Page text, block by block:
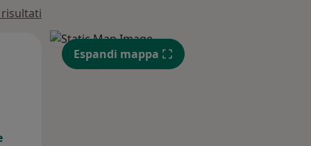
Mer, Gio,
13 Ago
Espandi mappa